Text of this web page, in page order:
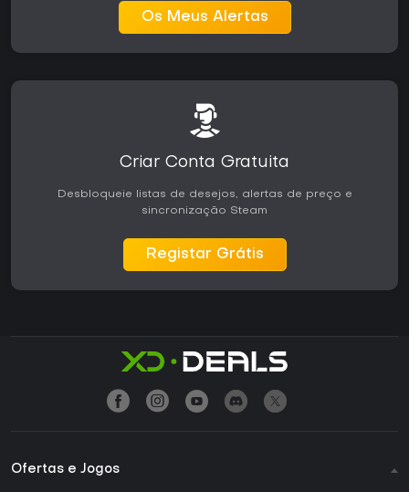
Os Meus Alertas
Criar Conta Gratuita
Desbloqueie listas de desejos, alertas de preço e
sincronização Steam
Registar Grátis
Ofertas e Jogos